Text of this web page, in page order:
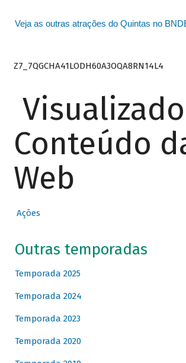
Veja as outras atrações do Quintas no
Z7_7QGCHA41LODH60A3OQA8RN14L4
Conteúdo
Web
Ações
Outras temporadas
Temporada 2025
Temporada 2024
Temporada 2023
Temporada 2020